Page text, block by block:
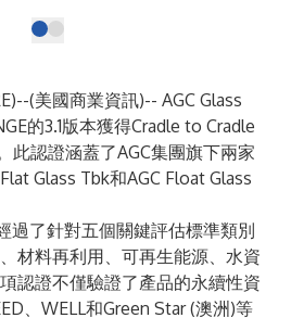
)--(美國商業資訊)-- AGC Glass
的3.1版本獲得Cradle to Cradle
此認證涵蓋了AGC集團旗下兩家
Glass Tbk和AGC Float Glass
過了針對五個關鍵評估標準類別
材料再利用、可再生能源、水資
認證不僅驗證了產品的永續性資
、WELL和Green Star (澳洲)等